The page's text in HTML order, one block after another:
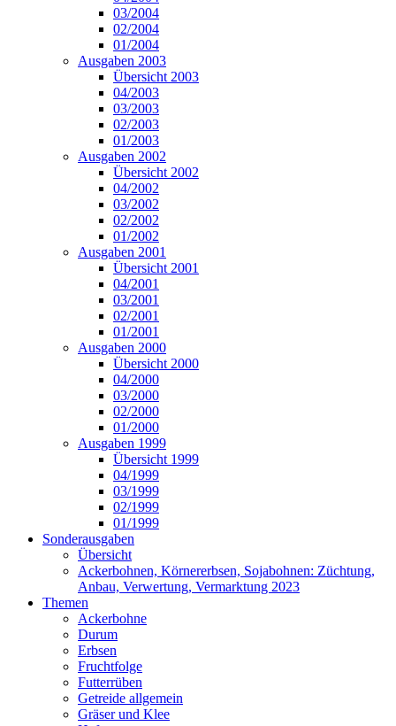
03/2004
02/2004
01/2004
Ausgaben 2003
Übersicht 2003
04/2003
03/2003
02/2003
01/2003
Ausgaben 2002
Übersicht 2002
04/2002
03/2002
02/2002
01/2002
Ausgaben 2001
Übersicht 2001
04/2001
03/2001
02/2001
01/2001
Ausgaben 2000
Übersicht 2000
04/2000
03/2000
02/2000
01/2000
Ausgaben 1999
Übersicht 1999
04/1999
03/1999
02/1999
01/1999
Sonderausgaben
Übersicht
Ackerbohnen, Körnererbsen, Sojabohnen: Züchtung,
Anbau, Verwertung, Vermarktung 2023
Themen
Ackerbohne
Durum
Erbsen
Fruchtfolge
Futterrüben
Getreide allgemein
Gräser und Klee